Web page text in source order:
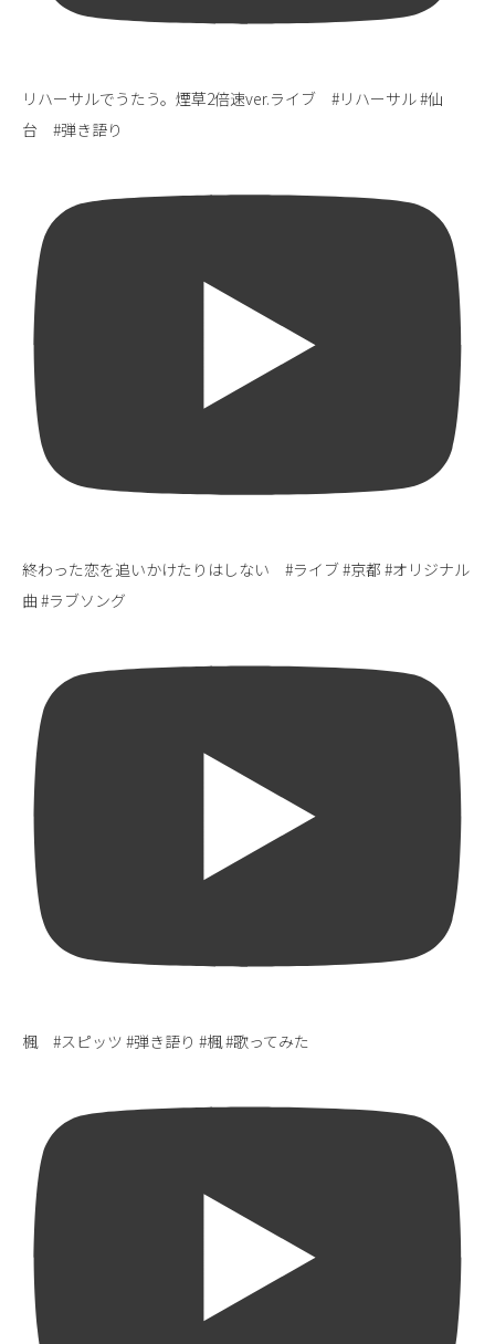
リハーサルでうたう。煙草2倍速ver.ライブ #リハーサル #仙
台 #弾き語り
終わった恋を追いかけたりはしない #ライブ #京都 #オリジナル
曲 #ラブソング
楓 #スピッツ #弾き語り #楓 #歌ってみた